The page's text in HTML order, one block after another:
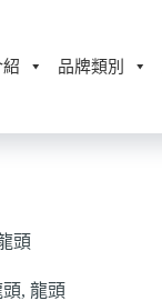
品牌類別
頭
, 龍頭